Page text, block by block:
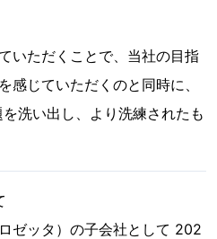
いただくことで、当社の目指
感じていただくのと同時に、
洗い出し、より洗練されたも
ゼッタ）の子会社として 202